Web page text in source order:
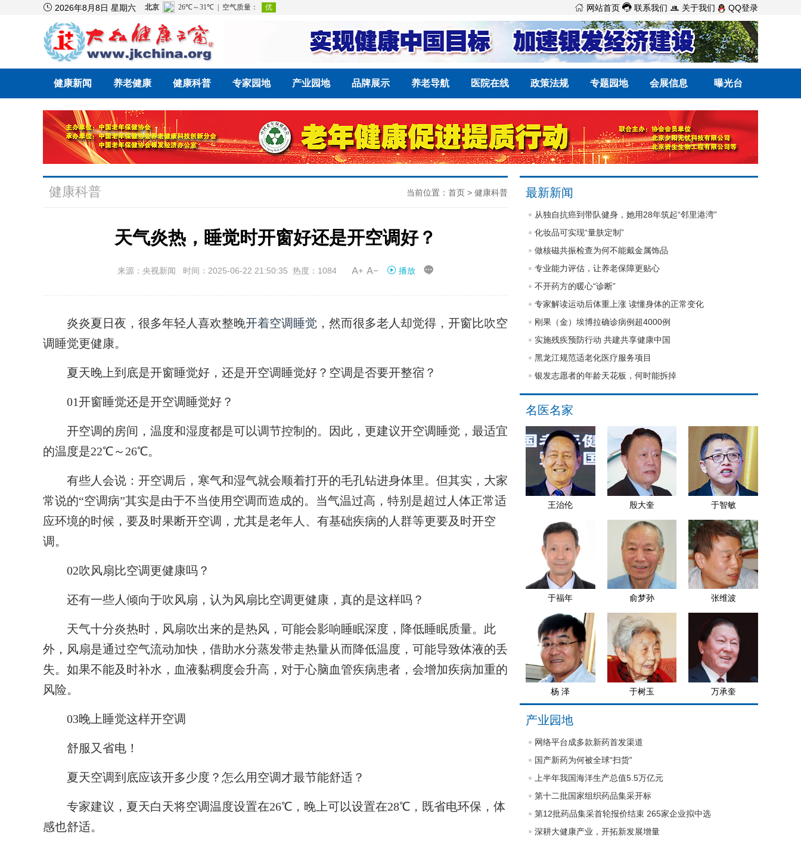
 2026年8月8日 星期六  网站首页  联系我们  关于我们 QQ登录
健康新闻 养老健康 健康科普 专家园地 产业园地 品牌展示 养老导航 医院在线 政策法规 专题园地 会展信息 曝光台
健康科普 当前位置： 首页 > 健康科普
天气炎热，睡觉时开窗好还是开空调好？
来源：央视新闻 时间：2025-06-22 21:50:35 热度：1084  播放 
炎炎夏日夜，很多年轻人喜欢整晚开着空调睡觉 ，然而很多老人却觉得，开窗比吹空
调睡觉更健康。
夏天晚上到底是开窗睡觉好，还是开空调睡觉好？空调是否要开整宿？
01开窗睡觉还是开空调睡觉好？
开空调的房间，温度和湿度都是可以调节控制的。因此，更建议开空调睡觉，最适宜
的温度是22℃～26℃。
有些人会说：开空调后，寒气和湿气就会顺着打开的毛孔钻进身体里。但其实，大家
常说的“空调病”其实是由于不当使用空调而造成的。当气温过高，特别是超过人体正常适
应环境的时候，要及时果断开空调，尤其是老年人、有基础疾病的人群等更要及时开空
调。
02吹风扇比空调更健康吗？
还有一些人倾向于吹风扇，认为风扇比空调更健康，真的是这样吗？
天气十分炎热时，风扇吹出来的是热风，可能会影响睡眠深度，降低睡眠质量。此
外，风扇是通过空气流动加快，借助水分蒸发带走热量从而降低温度，可能导致体液的丢
失。如果不能及时补水，血液黏稠度会升高，对于心脑血管疾病患者，会增加疾病加重的
风险。
03晚上睡觉这样开空调
舒服又省电！
夏天空调到底应该开多少度？怎么用空调才最节能舒适？
专家建议，夏天白天将空调温度设置在26℃，晚上可以设置在28℃，既省电环保，体
感也舒适。
最新新闻
从独自抗癌到带队健身，她用28年筑起“邻里港湾”
化妆品可实现“量肤定制”
做核磁共振检查为何不能戴金属饰品
专业能力评估，让养老保障更贴心
不开药方的暖心“诊断”
专家解读运动后体重上涨 读懂身体的正常变化
刚果（金）埃博拉确诊病例超4000例
实施残疾预防行动 共建共享健康中国
黑龙江规范适老化医疗服务项目
银发志愿者的年龄天花板，何时能拆掉
名医名家
王治伦 殷大奎 于智敏
于福年 俞梦孙 张维波
杨 泽 于树玉 万承奎
产业园地
网络平台成多款新药首发渠道
国产新药为何被全球“扫货”
上半年我国海洋生产总值5.5万亿元
第十二批国家组织药品集采开标
第12批药品集采首轮报价结束 265家企业拟中选
深耕大健康产业，开拓新发展增量